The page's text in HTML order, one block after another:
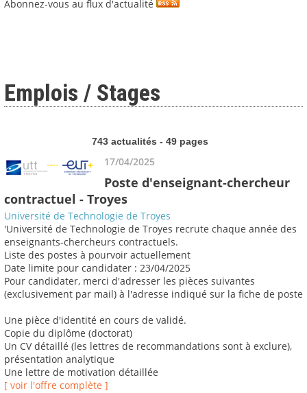
Abonnez-vous au flux d'actualité
Emplois / Stages
743 actualités - 49 pages
17/04/2025
Poste d'enseignant-chercheur
contractuel - Troyes
Université de Technologie de Troyes
'Université de Technologie de Troyes recrute chaque année des
enseignants-chercheurs contractuels.
Liste des postes à pourvoir actuellement
Date limite pour candidater : 23/04/2025
Pour candidater, merci d'adresser les pièces suivantes
(exclusivement par mail) à l'adresse indiqué sur la fiche de poste
Une pièce d'identité en cours de validé.
Copie du diplôme (doctorat)
Un CV détaillé (les lettres de recommandations sont à exclure),
présentation analytique
Une lettre de motivation détaillée
[ voir l'offre complète ]